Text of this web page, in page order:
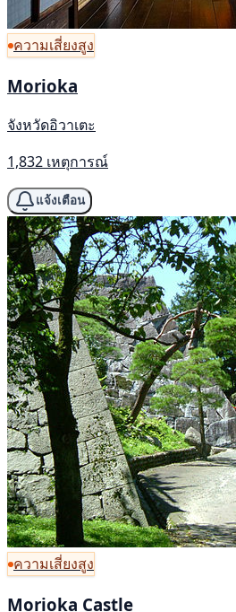
ความเสี่ยงสูง
Morioka
จังหวัดอิวาเตะ
1,832 เหตุการณ์
แจ้งเตือน
ความเสี่ยงสูง
Morioka Castle